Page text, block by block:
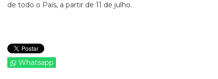
de todo o País, a partir de 11 de julho.
Whatsapp